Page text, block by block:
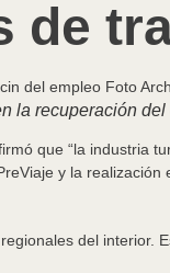
la recuperación del
que “la industria
y la
del interior.